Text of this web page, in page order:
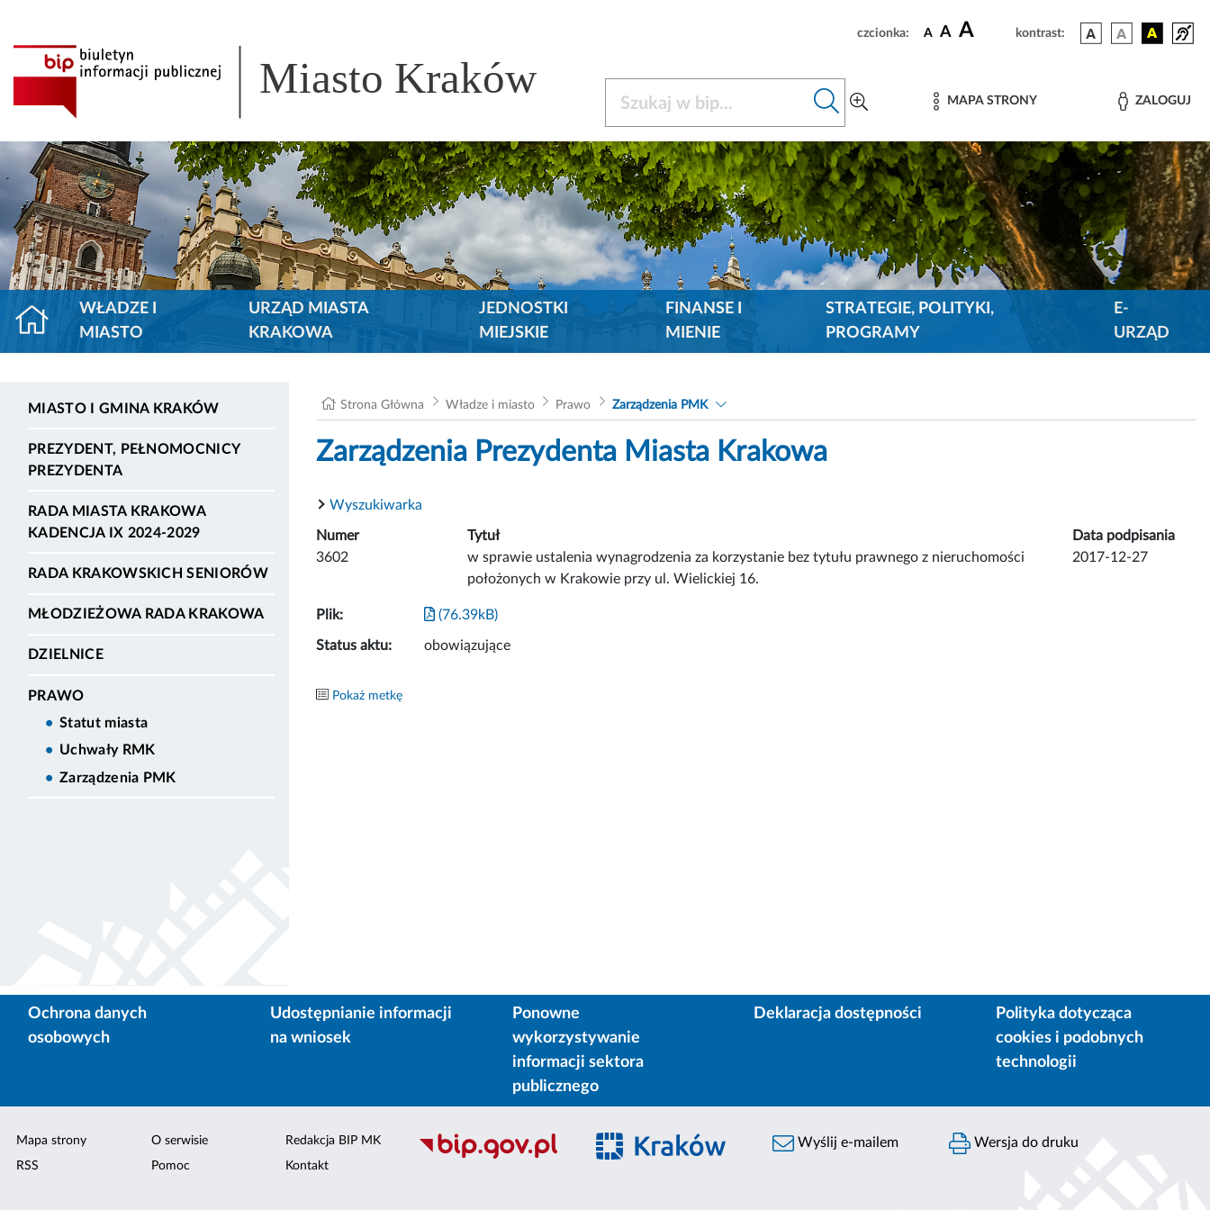
czcionka: A A A kontrast:
Miasto Kraków MAPA STRONY ZALOGUJ
WŁADZE I
MIASTO
URZĄD MIASTA
KRAKOWA
JEDNOSTKI
MIEJSKIE
FINANSE I
MIENIE
STRATEGIE, POLITYKI,
PROGRAMY
E-
URZĄD
MIASTO I GMINA KRAKÓW
PREZYDENT, PEŁNOMOCNICY
PREZYDENTA
RADA MIASTA KRAKOWA
KADENCJA IX 2024-2029
RADA KRAKOWSKICH SENIORÓW
MŁODZIEŻOWA RADA KRAKOWA
DZIELNICE
PRAWO
Statut miasta
Uchwały RMK
Zarządzenia PMK
Strona Główna Władze i miasto Prawo Zarządzenia PMK
Zarządzenia Prezydenta Miasta Krakowa
Wyszukiwarka
Numer Tytuł
Data podpisania
3602
w sprawie ustalenia wynagrodzenia za korzystanie bez tytułu prawnego z nieruchomości
położonych w Krakowie przy ul. Wielickiej 16.
2017-12-27
Plik: (76.39kB)
Status aktu: obowiązujące
Pokaż metkę
Ochrona danych
osobowych
Udostępnianie informacji
na wniosek
Ponowne
wykorzystywanie
informacji sektora
publicznego
Deklaracja dostępności
Polityka dotycząca
cookies i podobnych
technologii
Mapa strony
RSS
O serwisie
Pomoc
Redakcja BIP MK
Kontakt
Wyślij e-mailem Wersja do druku